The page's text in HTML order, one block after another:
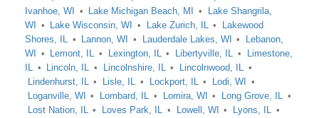
Ivanhoe, WI
Lake Michigan Beach, MI
Lake Shangrila,
WI
Lake Wisconsin, WI Lake Zurich, IL
Lakewood
Shores, IL
Lannon, WI Lauderdale Lakes, WI
Lebanon,
WI
Lemont, IL Lexington, IL Libertyville, IL
Limestone,
IL
Lincoln, IL Lincolnshire, IL
Lincolnwood, IL
Lindenhurst, IL
Lisle, IL Lockport, IL
Lodi, WI
Loganville, WI
Lombard, IL Lomira, WI
Long Grove, IL
Lost Nation, IL
Loves Park, IL Lowell, WI
Lyons, IL